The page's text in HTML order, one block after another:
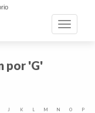
Toggle
por 'G'
J K L M N O P